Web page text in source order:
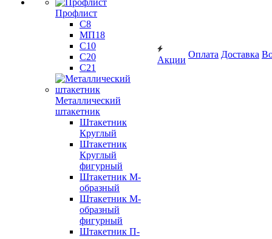
Профлист
С8
МП18
С10
С20
С21
Металлический
штакетник
Штакетник
Круглый
Штакетник
Круглый
фигурный
Штакетник М-
образный
Штакетник М-
образный
фигурный
Штакетник П-
Акции
Оплата Доставка